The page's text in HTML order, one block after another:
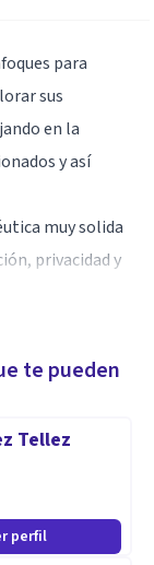
para
sus
en la
y así
muy solida
privacidad y
programas
atención.
mis
te pueden
Tellez
perfil